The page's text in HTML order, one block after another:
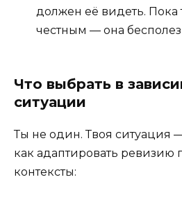
должен её видеть. Пока
честным — она
Что выбрать в
ситуации
Ты не один. Твоя ситуация
как адаптировать ревизию
контексты: